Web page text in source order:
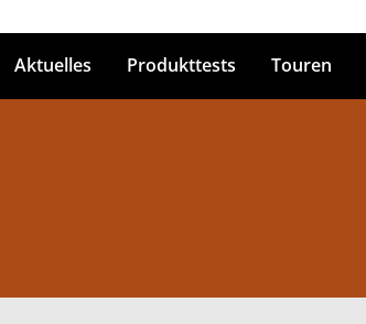
Aktuelles Produkttests Touren